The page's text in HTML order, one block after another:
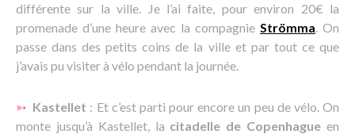
différente sur la ville. Je l’ai faite, pour environ 20€ la
promenade d’une heure avec la compagnie Strömma. On
passe dans des petits coins de la ville et par tout ce que
j’avais pu visiter à vélo pendant la journée.
➳ Kastellet : Et c’est parti pour encore un peu de vélo. On
monte jusqu’à Kastellet, la citadelle de Copenhague en